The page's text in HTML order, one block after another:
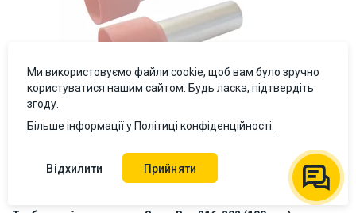
Ми використовуємо файли cookie, щоб вам було зручно
користуватися нашим сайтом. Будь ласка, підтвердіть
згоду.
Більше інформації у Політиці конфіденційності.
Відхилити Прийняти